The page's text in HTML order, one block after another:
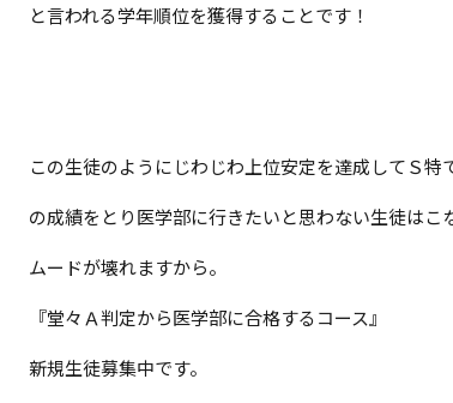
と言われる学年順位を獲得することです！
この生徒のようにじわじわ上位安定を達成してＳ特
の成績をとり医学部に行きたいと思わない生徒はこ
ムードが壊れますから。
『堂々Ａ判定から医学部に合格するコース』
新規生徒募集中です。